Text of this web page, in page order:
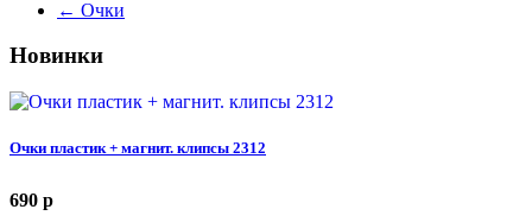
← Очки
Новинки
Очки пластик + магнит. клипсы 2312
690 p